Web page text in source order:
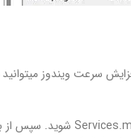
سرعت ویندوز میتوانید